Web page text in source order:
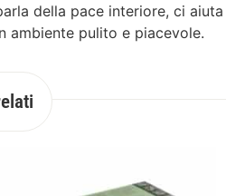
della pace interiore, ci
ambiente pulito e piacevole.